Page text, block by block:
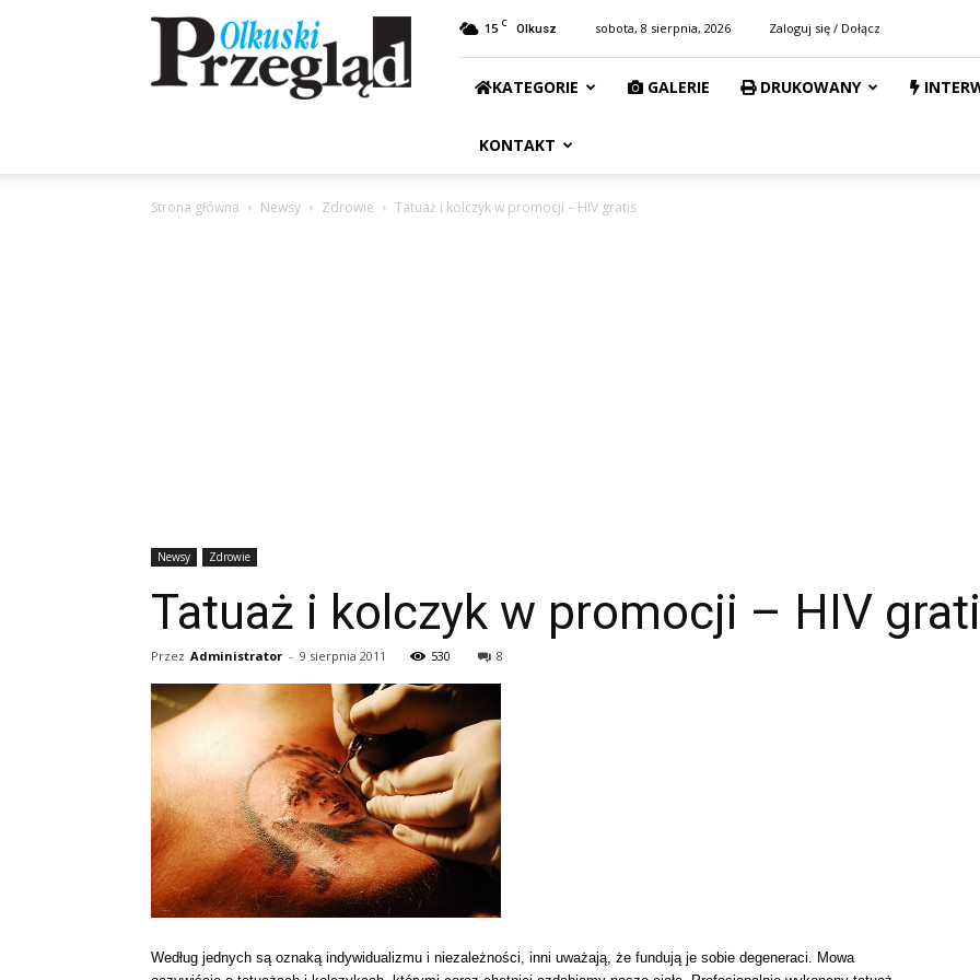
Przegląd
Olkuski
15 C Olkusz sobota, 8 sierpnia, 2026 Zaloguj się / Dołącz
KATEGORIE GALERIE DRUKOWANY
KONTAKT
Strona główna Newsy Zdrowie Tatuaż i kolczyk w promocji – HIV gratis
Newsy Zdrowie
Tatuaż i kolczyk w promocji – HIV
Przez Administrator - 9 sierpnia 2011 530 8
Według jednych są oznaką indywidualizmu i niezależności, inni uważają, że fundują je sobie degeneraci. Mowa